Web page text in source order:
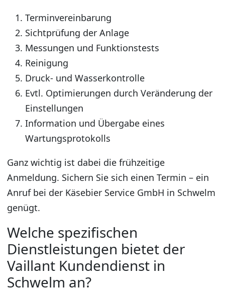
Terminvereinbarung
Sichtprüfung der Anlage
Messungen und Funktionstests
Reinigung
Druck- und Wasserkontrolle
Evtl. Optimierungen durch Veränderung der
Einstellungen
Information und Übergabe eines
Wartungsprotokolls
Ganz wichtig ist dabei die frühzeitige
Anmeldung. Sichern Sie sich einen Termin – ein
Anruf bei der Käsebier Service GmbH in Schwelm
genügt.
Welche spezifischen
Dienstleistungen bietet der
Vaillant Kundendienst in
Schwelm an?